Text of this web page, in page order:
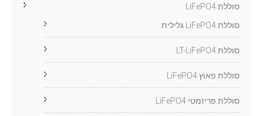
סוללת LiFePO4
סוללת LiFePO4 גלילית
סוללת LT-LiFePO4
סוללת פאוץ LiFePO4
סוללת פריזמטי LiFePO4